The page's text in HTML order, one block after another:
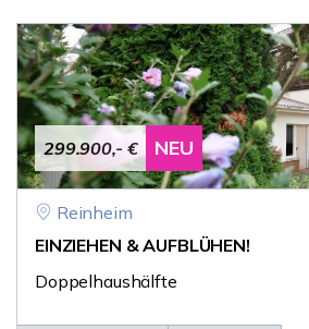
299.900,- € NEU
Reinheim
EINZIEHEN & AUFBLÜHEN!
Doppelhaushälfte